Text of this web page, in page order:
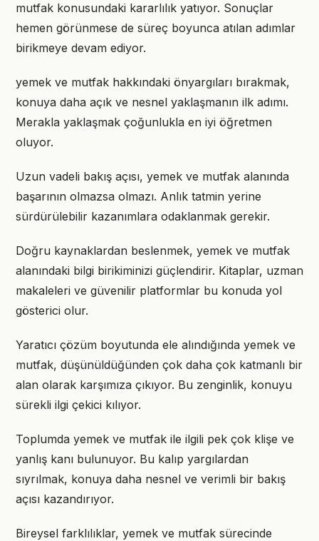
mutfak konusundaki kararlılık yatıyor. Sonuçlar
hemen görünmese de süreç boyunca atılan adımlar
birikmeye devam ediyor.
yemek ve mutfak hakkındaki önyargıları bırakmak,
konuya daha açık ve nesnel yaklaşmanın ilk adımı.
Merakla yaklaşmak çoğunlukla en iyi öğretmen
oluyor.
Uzun vadeli bakış açısı, yemek ve mutfak alanında
başarının olmazsa olmazı. Anlık tatmin yerine
sürdürülebilir kazanımlara odaklanmak gerekir.
Doğru kaynaklardan beslenmek, yemek ve mutfak
alanındaki bilgi birikiminizi güçlendirir. Kitaplar, uzman
makaleleri ve güvenilir platformlar bu konuda yol
gösterici olur.
Yaratıcı çözüm boyutunda ele alındığında yemek ve
mutfak, düşünüldüğünden çok daha çok katmanlı bir
alan olarak karşımıza çıkıyor. Bu zenginlik, konuyu
sürekli ilgi çekici kılıyor.
Toplumda yemek ve mutfak ile ilgili pek çok klişe ve
yanlış kanı bulunuyor. Bu kalıp yargılardan
sıyrılmak, konuya daha nesnel ve verimli bir bakış
açısı kazandırıyor.
Bireysel farklılıklar, yemek ve mutfak sürecinde